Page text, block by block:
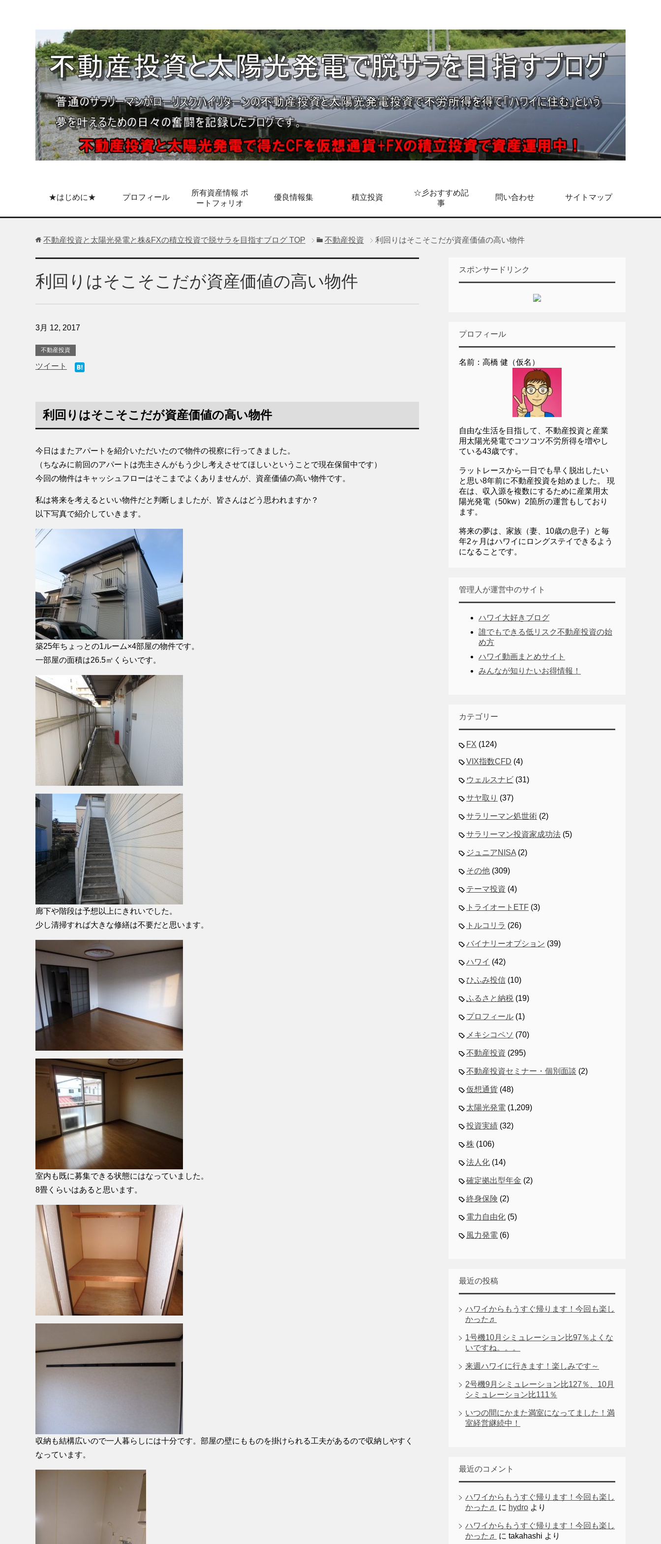
★はじめに★ プロフィール
所有資産情報 ポ
ートフォリオ
優良情報集 積立投資
☆彡おすすめ記
事
問い合わせ サイトマップ
不動産投資と太陽光発電と株&FXの積立投資で脱サラを目指すブログ TOP 不動産投資 利回りはそこそこだが資産価値の高い物件
利回りはそこそこだが資産価値の高い物件
3月 12, 2017
不動産投資
ツイート
利回りはそこそこだが資産価値の高い物件
今日はまたアパートを紹介いただいたので物件の視察に行ってきました。
（ちなみに前回のアパートは売主さんがもう少し考えさせてほしいということで現在保留中です）
今回の物件はキャッシュフローはそこまでよくありませんが、資産価値の高い物件です。
私は将来を考えるといい物件だと判断しましたが、皆さんはどう思われますか？
以下写真で紹介していきます。
築25年ちょっとの1ルーム×4部屋の物件です。
一部屋の面積は26.5㎡くらいです。
廊下や階段は予想以上にきれいでした。
少し清掃すれば大きな修繕は不要だと思います。
室内も既に募集できる状態にはなっていました。
8畳くらいはあると思います。
収納も結構広いので一人暮らしには十分です。部屋の壁にもものを掛けられる工夫があるので収納しやすく
なっています。
スポンサードリンク
プロフィール
名前：高橋 健（仮名）
自由な生活を目指して、不動産投資と産業
用太陽光発電でコツコツ不労所得を増やし
ている43歳です。
ラットレースから一日でも早く脱出したい
と思い8年前に不動産投資を始めました。 現
在は、収入源を複数にするために産業用太
陽光発電（50kw）2箇所の運営もしており
ます。
将来の夢は、家族（妻、10歳の息子）と毎
年2ヶ月はハワイにロングステイできるよう
になることです。
管理人が運営中のサイト
ハワイ大好きブログ
誰でもできる低リスク不動産投資の始
め方
ハワイ動画まとめサイト
みんなが知りたいお得情報！
カテゴリー
FX (124)
VIX指数CFD (4)
ウェルスナビ (31)
サヤ取り (37)
サラリーマン処世術 (2)
サラリーマン投資家成功法 (5)
ジュニアNISA (2)
その他 (309)
テーマ投資 (4)
トライオートETF (3)
トルコリラ (26)
バイナリーオプション (39)
ハワイ (42)
ひふみ投信 (10)
ふるさと納税 (19)
プロフィール (1)
メキシコペソ (70)
不動産投資 (295)
不動産投資セミナー・個別面談 (2)
仮想通貨 (48)
太陽光発電 (1,209)
投資実績 (32)
株 (106)
法人化 (14)
確定拠出型年金 (2)
終身保険 (2)
電力自由化 (5)
風力発電 (6)
最近の投稿
ハワイからもうすぐ帰ります！今回も楽し
かった♬
1号機10月シミュレーション比97％よくな
いですね。。。
来週ハワイに行きます！楽しみです～
2号機9月シミュレーション比127％、10月
シミュレーション比111％
いつの間にかまた満室になってました！満
室経営継続中！
最近のコメント
ハワイからもうすぐ帰ります！今回も楽し
かった♬
に hydro より
ハワイからもうすぐ帰ります！今回も楽し
かった♬
に takahashi より